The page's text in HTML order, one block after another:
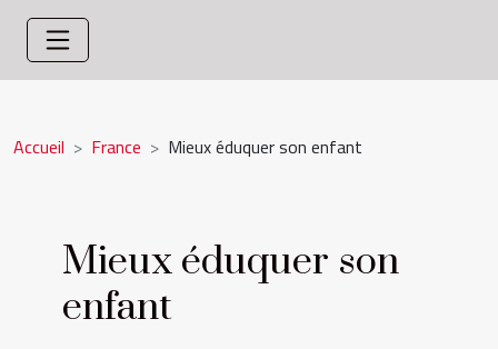
Accueil France Mieux éduquer son enfant
Mieux éduquer son
enfant